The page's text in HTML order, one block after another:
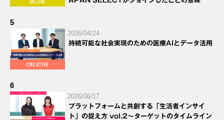
5
2026/04/24
持続可能な社会実現のための医療AIとデータ活用
6
2026/06/17
プラットフォームと共創する「生活者インサイ
ト」の捉え方 vol.2～ターゲットのタイムライン